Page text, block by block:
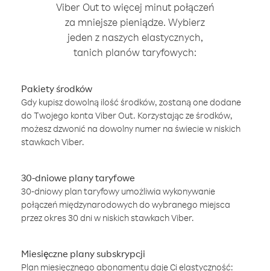
Viber Out to więcej minut połączeń
za mniejsze pieniądze. Wybierz
jeden z naszych elastycznych,
tanich planów taryfowych:
Pakiety środków
Gdy kupisz dowolną ilość środków, zostaną one dodane
do Twojego konta Viber Out. Korzystając ze środków,
możesz dzwonić na dowolny numer na świecie w niskich
stawkach Viber.
30-dniowe plany taryfowe
30-dniowy plan taryfowy umożliwia wykonywanie
połączeń międzynarodowych do wybranego miejsca
przez okres 30 dni w niskich stawkach Viber.
Miesięczne plany subskrypcji
Plan miesięcznego abonamentu daje Ci elastyczność: